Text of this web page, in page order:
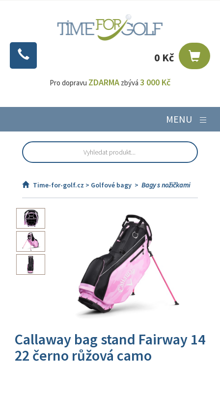
0 Kč
Pro dopravu ZDARMA zbývá 3 000 Kč
MENU
Time-for-golf.cz > Golfové bagy > Bagy s nožičkami
Callaway bag stand Fairway 14
22 černo růžová camo